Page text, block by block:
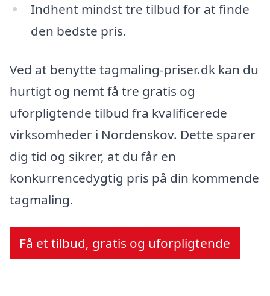
Indhent mindst tre tilbud for at finde
den bedste pris.
Ved at benytte tagmaling-priser.dk kan du
hurtigt og nemt få tre gratis og
uforpligtende tilbud fra kvalificerede
virksomheder i Nordenskov. Dette sparer
dig tid og sikrer, at du får en
konkurrencedygtig pris på din kommende
tagmaling.
Få et tilbud, gratis og uforpligtende